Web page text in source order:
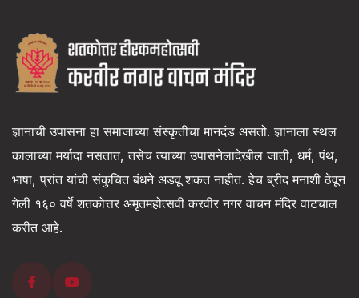
ज्ञानाची उपासना हा समाजाच्या संस्कृतीचा मानदंड असतो. ज्ञानाला स्थल
कालाच्या मर्यादा नसतात, तसेच त्याच्या उपासनेलादेखील जाती, धर्म, पंथ,
भाषा, प्रांत यांची संकुचित बंधने अडवू शकत नाहीत. हेच ब्रीद मनाशी ठेवून
गेली १६० वर्षे शतकोत्तर अमृतमहोत्सवी करवीर नगर वाचन मंदिर वाटचाल
करीत आहे.